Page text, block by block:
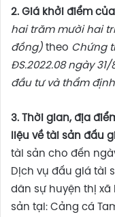
2. Giá khởi điểm
hai trăm mười hai
đồng) theo Chứng
ĐS.2022.08 ngày
đầu tư và thẩm
3. Thời gian, địa điể
liệu vềtài sản đấu
tài sản cho đến
Dịch vụ đấu giá tài
dân sự huyện thị xã
sản tại: Cảng cá